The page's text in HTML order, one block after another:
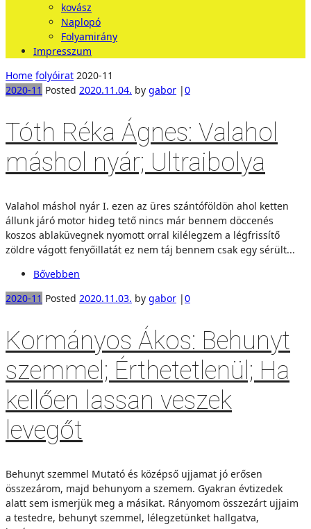
kovász
Naplopó
Folyamirány
Impresszum
Home folyóirat 2020-11
2020-11 Posted 2020.11.04. by gabor |0
Tóth Réka Ágnes: Valahol
máshol nyár; Ultraibolya
Valahol máshol nyár I. ezen az üres szántóföldön ahol ketten
állunk járó motor hideg tető nincs már bennem döccenés
koszos ablaküvegnek nyomott orral kilélegzem a légfrissítő
zöldre vágott fenyőillatát ez nem táj bennem csak egy sérült...
Bővebben
2020-11 Posted 2020.11.03. by gabor |0
Kormányos Ákos: Behunyt
szemmel; Érthetetlenül; Ha
kellően lassan veszek
levegőt
Behunyt szemmel Mutató és középső ujjamat jó erősen
összezárom, majd behunyom a szemem. Gyakran évtizedek
alatt sem ismerjük meg a másikat. Rányomom összezárt ujjaim
a testedre, behunyt szemmel, lélegzetünket hallgatva,